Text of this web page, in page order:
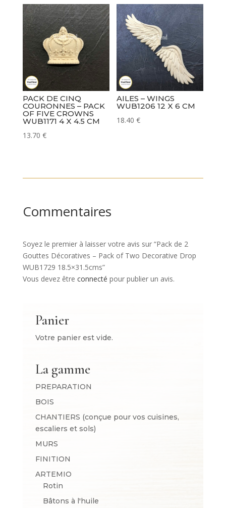
PACK DE CINQ
COURONNES – PACK
OF FIVE CROWNS
WUB1171 4 X 4.5 CM
13.70 €
AILES – WINGS
WUB1206 12 X 6 CM
18.40€
Commentaires
Soyez le premier à laisser votre avis sur “Pack de 2
Gouttes Décoratives – Pack of Two Decorative Drop
WUB1729 18.5×31.5cms”
Vous devez être connecté pour publier un avis.
Panier
Votre panier est vide.
La gamme
PREPARATION
BOIS
CHANTIERS (conçue pour vos cuisines,
escaliers et sols)
MURS
FINITION
ARTEMIO
Rotin
Bâtons à l'huile